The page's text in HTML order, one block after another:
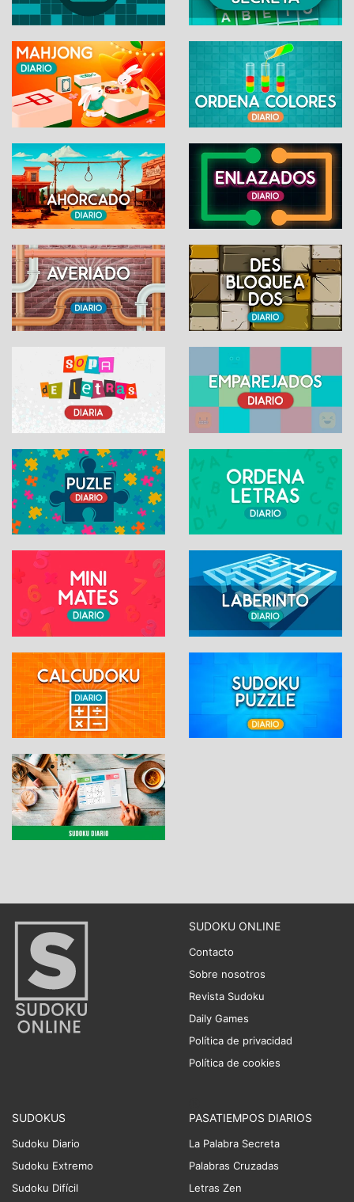
SUDOKU ONLINE
Contacto
Sobre nosotros
Revista Sudoku
Daily Games
Política de privacidad
Política de cookies
SUDOKUS
Sudoku Diario
Sudoku Extremo
Sudoku Difícil
PASATIEMPOS DIARIOS
La Palabra Secreta
Palabras Cruzadas
Letras Zen